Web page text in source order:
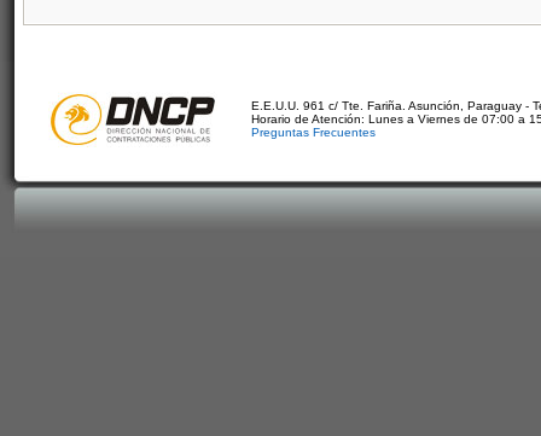
E.E.U.U. 961 c/ Tte. Fariña. Asunción, Paraguay -
Horario de Atención: Lunes a Viernes de 07:00 a
Preguntas Frecuentes